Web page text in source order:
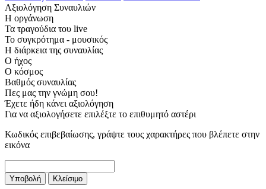
Αξιολόγηση Συναυλιών
Η οργάνωση
Τα τραγούδια του live
Το συγκρότημα - μουσικός
Η διάρκεια της συναυλίας
Ο ήχος
Ο κόσμος
Βαθμός συναυλίας
Πες μας την γνώμη σου!
Έχετε ήδη κάνει αξιολόγηση
Για να αξιολογήσετε επιλέξτε το επιθυμητό αστέρι
Κωδικός επιβεβαίωσης, γράψτε τους χαρακτήρες που βλέπετε στην
εικόνα